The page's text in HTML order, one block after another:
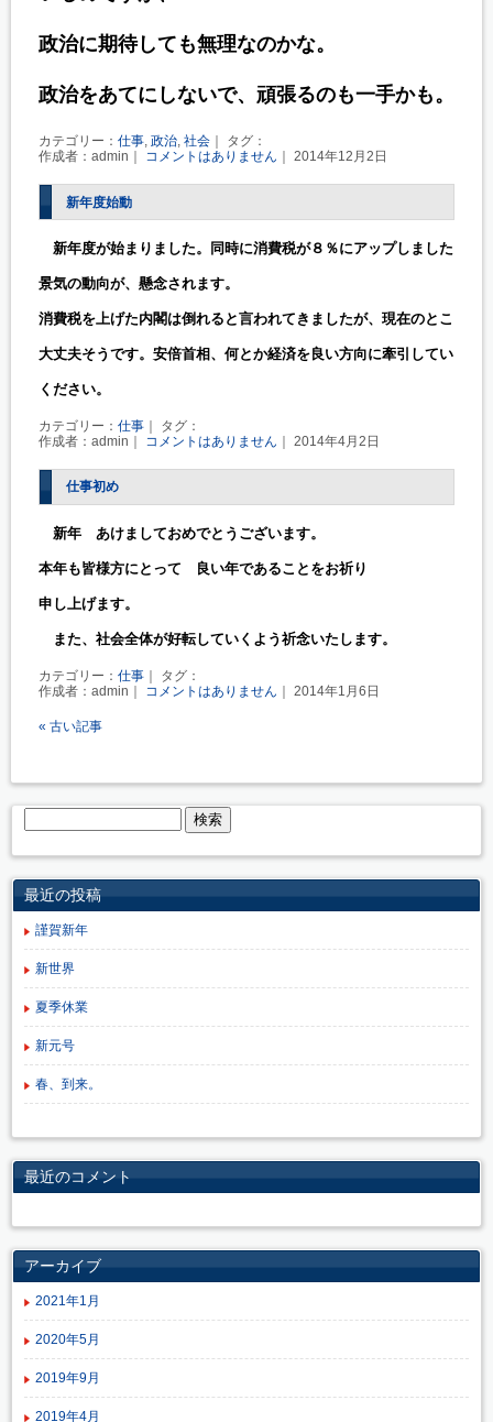
政治に期待しても無理なのかな。
政治をあてにしないで、頑張るのも一手かも。
カテゴリー： 仕事, 政治, 社会 ｜ タグ：
作成者：admin｜ コメントはありません ｜ 2014年12月2日
新年度始動
新年度が始まりました。同時に消費税が８％にアップしました。
景気の動向が、懸念されます。
消費税を上げた内閣は倒れると言われてきましたが、現在のところ
大丈夫そうです。安倍首相、何とか経済を良い方向に牽引していって
ください。
カテゴリー： 仕事 ｜ タグ：
作成者：admin｜ コメントはありません ｜ 2014年4月2日
仕事初め
新年　あけましておめでとうございます。
本年も皆様方にとって　良い年であることをお祈り
申し上げます。
また、社会全体が好転していくよう祈念いたします。
カテゴリー： 仕事 ｜ タグ：
作成者：admin｜ コメントはありません ｜ 2014年1月6日
« 古い記事
最近の投稿
謹賀新年
新世界
夏季休業
新元号
春、到来。
最近のコメント
アーカイブ
2021年1月
2020年5月
2019年9月
2019年4月